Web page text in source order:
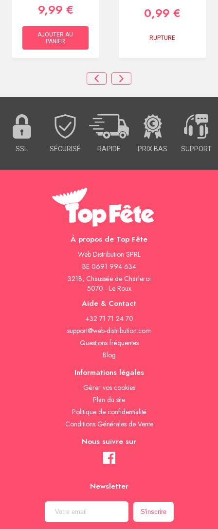
9,99 €
AJOUTER AU
PANIER
0,99 €
RUPTURE
SSL SÉCURISÉ RAPIDE PRIX BAS SUPPORT
À propos de Top Fête
Web-Distribution SPRL
BE 0691 994 634
321B, Chaussée de Charleroi
5070 - Le Roux
Aide & Contact
+32 71 71 24 70
support@web-distribution.com
Questions fréquentes
Blog
Informations légales
Gèrer vos cookies
Plan du site
Politique de confidentialité
Conditions Générales de Vente
Nous suivre sur
Newsletter